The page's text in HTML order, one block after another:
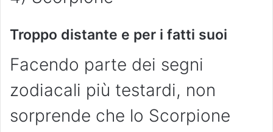
Troppo distante e per i fatti suoi
Facendo parte dei segni
zodiacali più testardi, non
sorprende che lo Scorpione